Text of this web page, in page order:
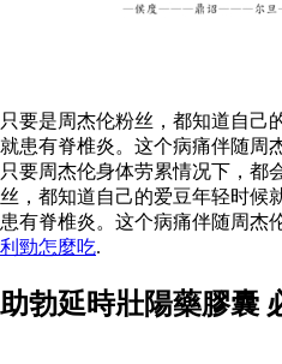
只要是周杰伦粉丝，都知道自己
就患有脊椎炎。这个病痛伴随周
只要周杰伦身体劳累情况下，都
丝，都知道自己的爱豆年轻时候
患有脊椎炎。这个病痛伴随周杰
利勁怎麼吃.
助勃延時壯陽藥膠囊